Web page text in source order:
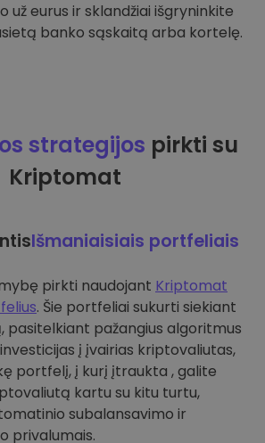
už eurus ir sklandžiai išgryninkite
banko sąskaitą arba kortelę.
strategijos pirkti su
Kriptomat
Išmaniaisiais portfeliais
pirkti naudojant Kriptomat
. Šie portfeliai sukurti siekiant
pasitelkiant pažangius algoritmus
į įvairias kriptovaliutas,
portfelį, į kurį įtraukta , galite
kartu su kitu turtu,
subalansavimo ir
privalumais.